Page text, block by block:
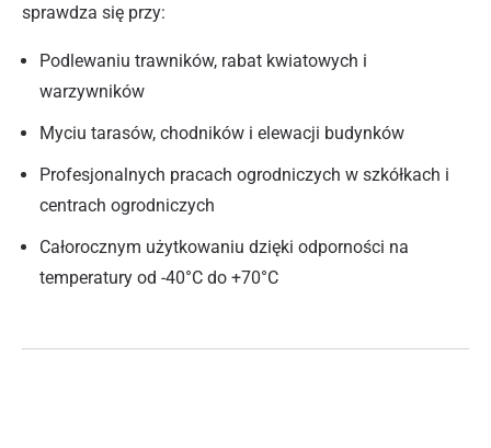
sprawdza się przy:
Podlewaniu trawników, rabat kwiatowych i
warzywników
Myciu tarasów, chodników i elewacji budynków
Profesjonalnych pracach ogrodniczych w szkółkach i
centrach ogrodniczych
Całorocznym użytkowaniu dzięki odporności na
temperatury od -40°C do +70°C